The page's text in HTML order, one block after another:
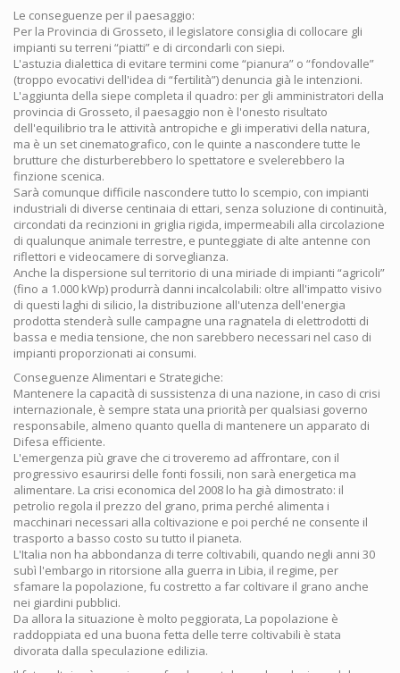
Le conseguenze per il paesaggio:
Per la Provincia di Grosseto, il legislatore consiglia di collocare gli
impianti su terreni “piatti” e di circondarli con siepi.
L'astuzia dialettica di evitare termini come “pianura” o “fondovalle”
(troppo evocativi dell'idea di “fertilità”) denuncia già le intenzioni.
L'aggiunta della siepe completa il quadro: per gli amministratori della
provincia di Grosseto, il paesaggio non è l'onesto risultato
dell'equilibrio tra le attività antropiche e gli imperativi della natura,
ma è un set cinematografico, con le quinte a nascondere tutte le
brutture che disturberebbero lo spettatore e svelerebbero la
finzione scenica.
Sarà comunque difficile nascondere tutto lo scempio, con impianti
industriali di diverse centinaia di ettari, senza soluzione di continuità,
circondati da recinzioni in griglia rigida, impermeabili alla circolazione
di qualunque animale terrestre, e punteggiate di alte antenne con
riflettori e videocamere di sorveglianza.
Anche la dispersione sul territorio di una miriade di impianti “agricoli”
(fino a 1.000 kWp) produrrà danni incalcolabili: oltre all'impatto visivo
di questi laghi di silicio, la distribuzione all'utenza dell'energia
prodotta stenderà sulle campagne una ragnatela di elettrodotti di
bassa e media tensione, che non sarebbero necessari nel caso di
impianti proporzionati ai consumi.
Conseguenze Alimentari e Strategiche:
Mantenere la capacità di sussistenza di una nazione, in caso di crisi
internazionale, è sempre stata una priorità per qualsiasi governo
responsabile, almeno quanto quella di mantenere un apparato di
Difesa efficiente.
L'emergenza più grave che ci troveremo ad affrontare, con il
progressivo esaurirsi delle fonti fossili, non sarà energetica ma
alimentare. La crisi economica del 2008 lo ha già dimostrato: il
petrolio regola il prezzo del grano, prima perché alimenta i
macchinari necessari alla coltivazione e poi perché ne consente il
trasporto a basso costo su tutto il pianeta.
L'Italia non ha abbondanza di terre coltivabili, quando negli anni 30
subì l'embargo in ritorsione alla guerra in Libia, il regime, per
sfamare la popolazione, fu costretto a far coltivare il grano anche
nei giardini pubblici.
Da allora la situazione è molto peggiorata, La popolazione è
raddoppiata ed una buona fetta delle terre coltivabili è stata
divorata dalla speculazione edilizia.